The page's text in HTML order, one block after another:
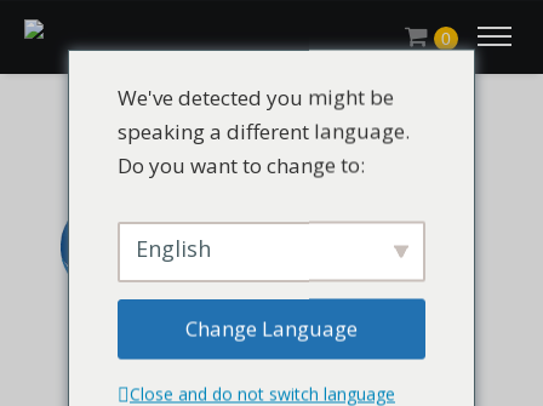
0
We've detected you might be
speaking a different language.
Do you want to change to:
English
Change Language
Close and do not switch language